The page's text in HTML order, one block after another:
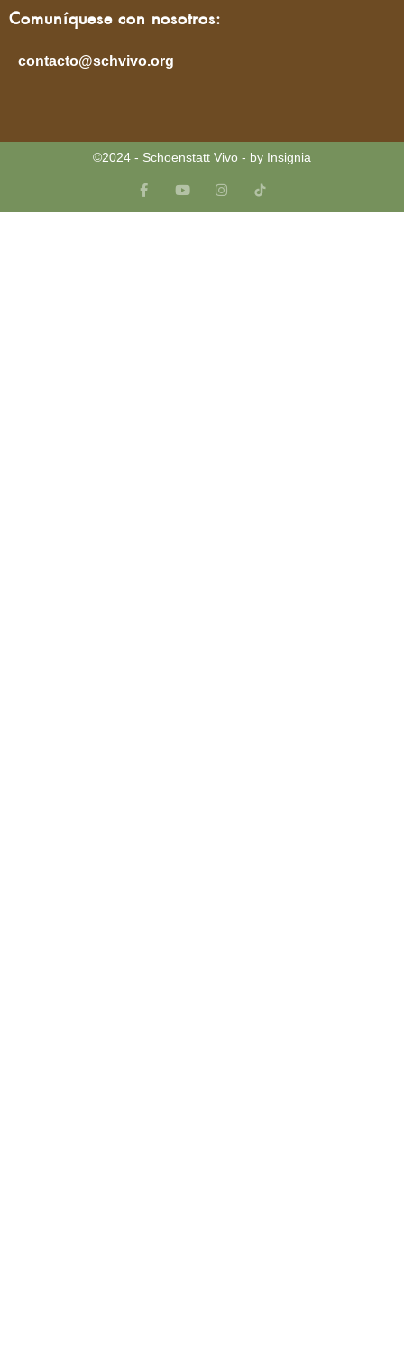
Comuníquese con nosotros:
contacto@schvivo.org
©2024 - Schoenstatt Vivo - by Insignia